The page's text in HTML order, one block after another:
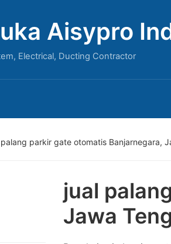
Aisypro
Electrical, Ducting Contractor
parkir gate otomatis Banjarnegara,
jual
Jawa